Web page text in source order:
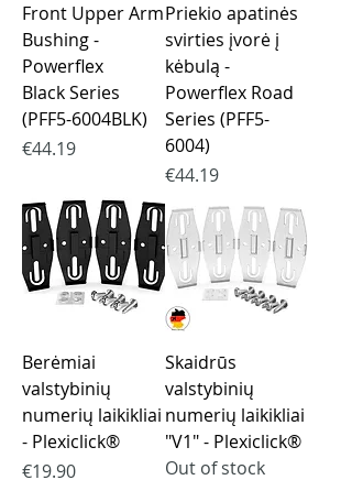
Front Upper Arm
Bushing -
Powerflex
Black Series
(PFF5-6004BLK)
Price
€44.19
Priekio apatinės
svirties įvorė į
kėbulą -
Powerflex Road
Series (PFF5-
6004)
Price
€44.19
Berėmiai
valstybinių
numerių laikikliai
- Plexiclick®
Price
€19.90
Skaidrūs
valstybinių
numerių laikikliai
"V1" - Plexiclick®
Out of stock